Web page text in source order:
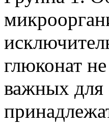
глюконат
важных для